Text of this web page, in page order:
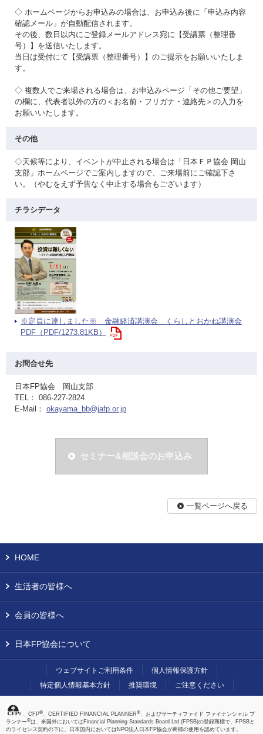
◇ ホームページからお申込みの場合は、お申込み後に「申込み内容
確認メール」が自動配信されます。
その後、数日以内にご登録メールアドレス宛に【受講票（整理番
号）】を送信いたします。
当日は受付にて【受講票（整理番号）】のご提示をお願いいたしま
す。
◇ 複数人でご来場される場合は、お申込みページ「その他ご要望」
の欄に、代表者以外の方の＜お名前・フリガナ・連絡先＞の入力を
お願いいたします。
その他
◇天候等により、イベントが中止される場合は「日本ＦＰ協会 岡山
支部」ホームページでご案内しますので、ご来場前にご確認下さ
い。（やむをえず予告なく中止する場合もございます）
チラシデータ
※定員に達しました※ 金融経済講演会 くらしとおかね講演会
PDF（PDF/1273.81KB）
お問合せ先
日本FP協会 岡山支部
TEL： 086-227-2824
E-Mail： okayama_bb@jafp.or.jp
セミナー&相談会のお申込み
一覧ページへ戻る
HOME
生活者の皆様へ
会員の皆様へ
日本FP協会について
ウェブサイトご利用条件
個人情報保護方針
特定個人情報基本方針
推奨環境 ご注意ください
、CFP®、CERTIFIED FINANCIAL PLANNER®、およびサーティファイド ファイナンシャル プ
ランナー®は、米国外においてはFinancial Planning Standards Board Ltd.(FPSB)の登録商標で、FPSBと
のライセンス契約の下に、日本国内においてはNPO法人日本FP協会が商標の使用を認めています。